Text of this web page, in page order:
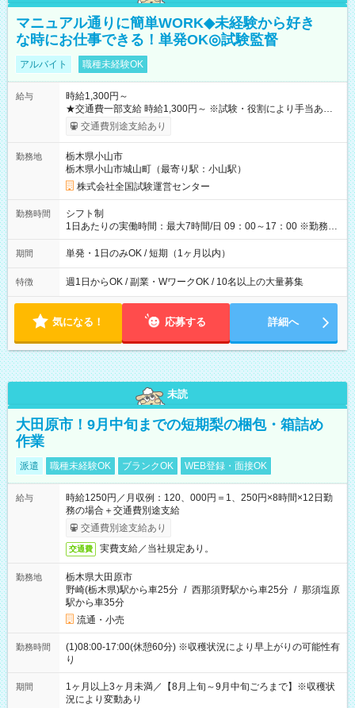
マニュアル通りに簡単WORK◆未経験から好き
な時にお仕事できる！単発OK◎試験監督
アルバイト 職種未経験OK
給与
時給1,300円～
★交通費一部支給 時給1,300円～ ※試験・役割により手当あり
※勤務回数により昇給あり 【即給（前払い）オプションあ
り！】 希望される場合、勤務から1週間ほどで給与の一部を受け
例】 ・河合塾模擬試験 8:30～17:30（休憩1時間） 時給1,300円
×8時間＝日収10,400円＋交通費 ※当日の役割により時給＋100
円の場合あり ・国家試験 7:00～13:30（休憩なし） 時給1,300
円（役割手当＋100円）×6時間＝日収8,400円＋交通費 【試用期
間】試用期間なし
交通費別途支給あり
勤務地
栃木県小山市
栃木県小山市城山町（最寄り駅：小山駅）
株式会社全国試験運営センター
勤務時間
シフト制
1日あたりの実働時間：最大7時間/日 09：00～17：00 ※勤務時
間は 試験により異なります。
期間 単発・1日のみOK / 短期（1ヶ月以内）
特徴 週1日からOK / 副業・WワークOK / 10名以上の大量募集
気になる！ 応募する 詳細へ
未読
大田原市！9月中旬までの短期梨の梱包・箱詰め
作業
派遣 職種未経験OK ブランクOK WEB登録・面接OK
給与
時給1250円／月収例：120、000円＝1、250円×8時間×12日勤
務の場合＋交通費別途支給
交通費別途支給あり
交通費 実費支給／当社規定あり。
勤務地
栃木県大田原市
野崎(栃木県)駅から車25分 / 西那須野駅から車25分 / 那須塩原
駅から車35分
流通・小売
勤務時間
(1)08:00-17:00(休憩60分) ※収穫状況により早上がりの可能性有
り
期間
1ヶ月以上3ヶ月未満／【8月上旬～9月中旬ごろまで】※収穫状
況により変動あり